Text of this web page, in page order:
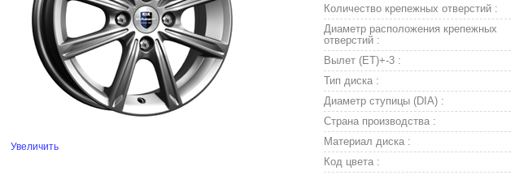
Увеличить
Количество крепежных отверстий :
Диаметр расположения крепежных
отверстий :
Вылет (ET)+-3 :
Тип диска :
Диаметр ступицы (DIA) :
Страна производства :
Материал диска :
Код цвета :